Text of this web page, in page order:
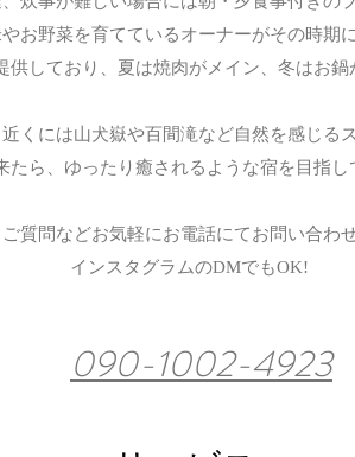
お野菜を育てているオーナーがその時期
供しており、夏は焼肉がメイン、冬はお鍋
くには山犬嶽や百間滝など自然を感じる
たら、 ゆったり癒されるような宿を目指し
質問などお気軽にお電話にてお問い合わ
​インスタグラムのDMでもOK!
090-1002-4923